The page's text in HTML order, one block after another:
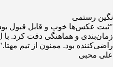
نگین رستمی
"ثبت عکس‌ها خوب و قابل قبول
زمان‌بندی و هماهنگی دقت کرد. با
راضی‌کننده بود. ممنون از تیم مهتا."
علی محبی